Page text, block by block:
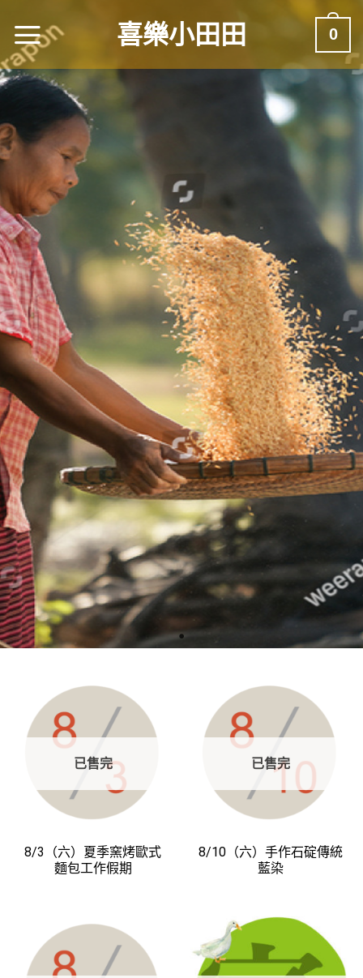
喜樂小田田 0
已售完
8/3（六）夏季窯烤歐式
麵包工作假期
已售完
8/10（六）手作石碇傳統
藍染